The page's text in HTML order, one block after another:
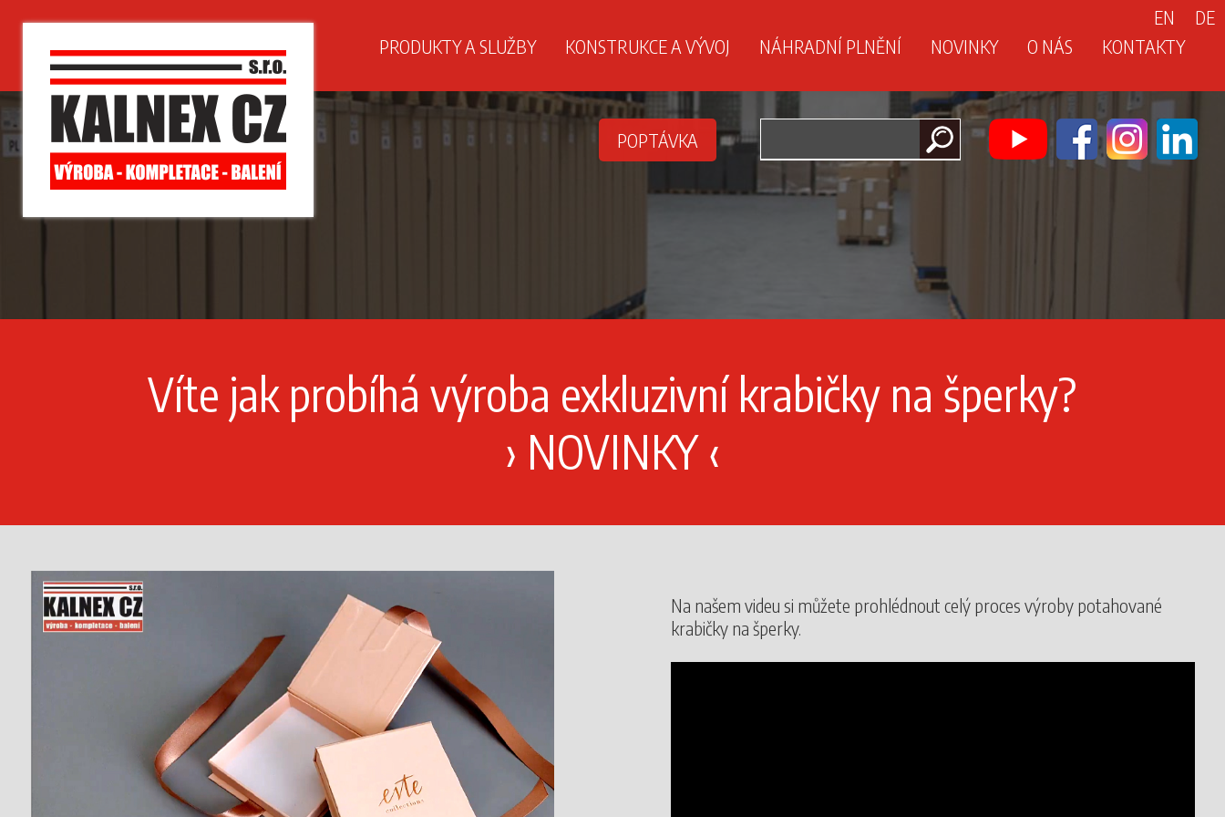
PRODUKTY A SLUŽBY KONSTRUKCE A VÝVOJ NÁHRADNÍ PLNĚNÍ NOVINKY O NÁS KONTAKTY
EN DE
POPTÁVKA
Víte jak probíhá výroba exkluzivní krabičky na šperky?
› NOVINKY‹
Na našem videu si můžete prohlédnout celý proces výroby potahované
krabičky na šperky.